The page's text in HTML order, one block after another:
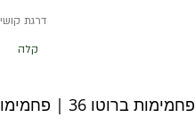
דרגת קושי
קלה
פחמימות ברוטו 36 | פחמימות נטו 23 | שומן 114 | חלבון 11 | יחס קיטו 3.4